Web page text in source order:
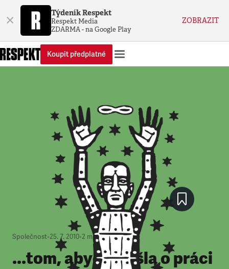
× Týdeník Respekt
Respekt Media
ZDARMA - na Google Play
ZOBRAZIT
Koupit předplatné
Společnost•25. 7. 2010•2 minuty
...tom, abych přišla o práci